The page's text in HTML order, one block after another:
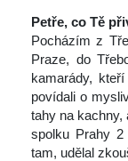
Petře, co Tě
Pocházím z
Praze, do
kamarády,
povídali o
tahy na
polku Prahy 2
tam, udělal